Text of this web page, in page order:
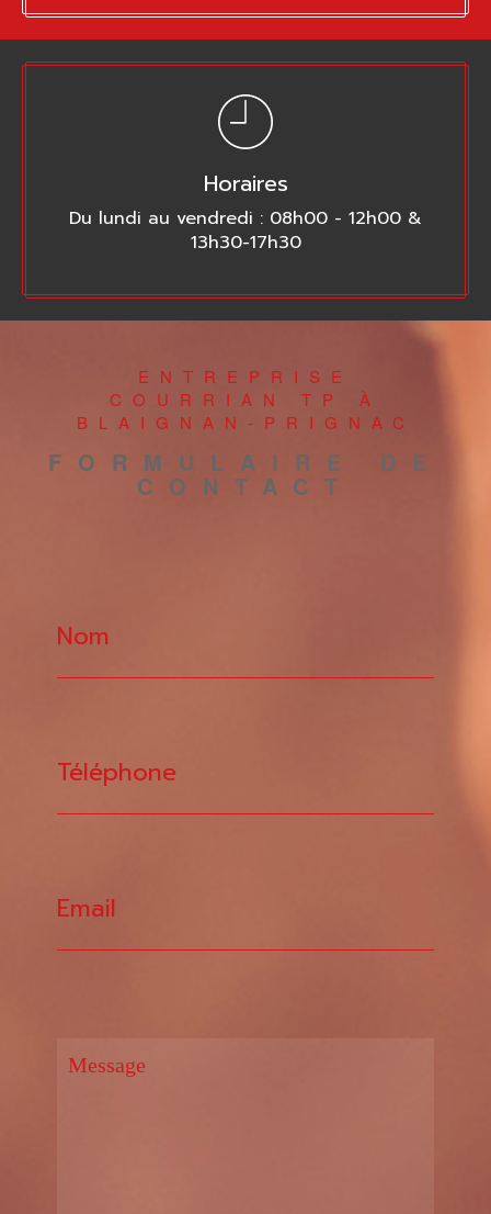
Horaires
Du lundi au vendredi : 08h00 - 12h00 &
13h30-17h30
ENTREPRISE
COURRIAN TP À
BLAIGNAN-PRIGNAC
FORMULAIRE DE
CONTACT
Nom
Téléphone
Email